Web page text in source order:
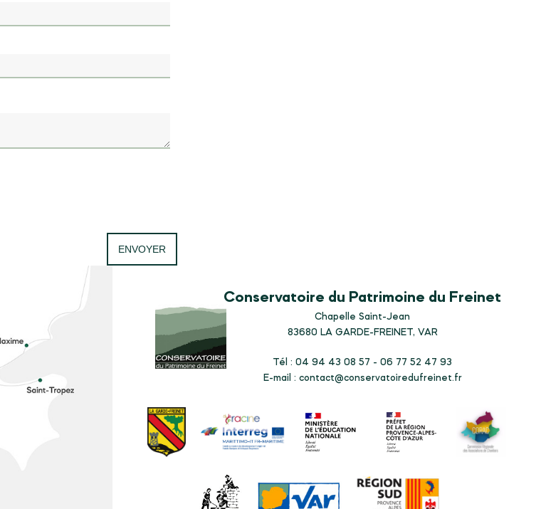
Conservatoire du Patrimoine du Freinet
Chapelle Saint-Jean
83680 LA GARDE-FREINET, VAR
Tél : 04 94 43 08 57 - 06 77 52 47 93
E-mail : contact@conservatoiredufreinet.fr